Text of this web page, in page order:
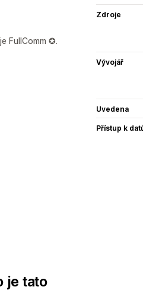
FullComm ✪.
Zdroje
Vývojář
Uvedena
Přístup k
je tato